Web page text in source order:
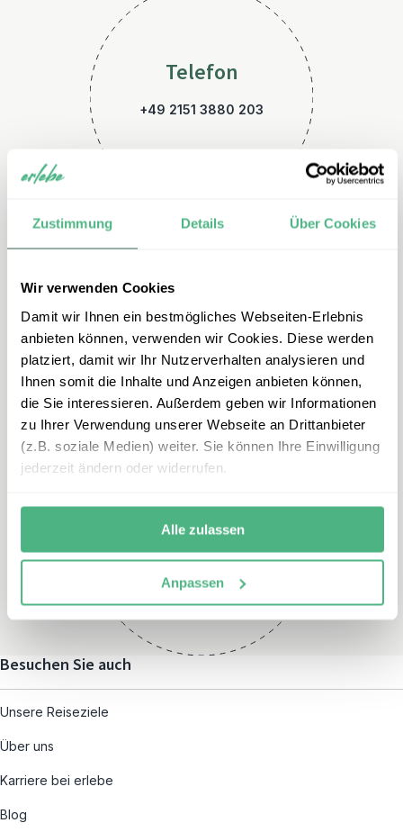
Zustimmung Details Über Cookies
Wir verwenden Cookies
Damit wir Ihnen ein bestmögliches Webseiten-Erlebnis
anbieten können, verwenden wir Cookies. Diese werden
platziert, damit wir Ihr Nutzerverhalten analysieren und
Ihnen somit die Inhalte und Anzeigen anbieten können,
die Sie interessieren. Außerdem geben wir Informationen
zu Ihrer Verwendung unserer Webseite an Drittanbieter
(z.B. soziale Medien) weiter. Sie können Ihre Einwilligung
jederzeit ändern oder widerrufen.
Alle zulassen
Anpassen
Telefon
+49 2151 3880 203
E-Mail
island@erlebe.de
Montag – Freitag:
und nach individueller
Terminvereinbarung
Besuchen Sie auch
Unsere Reiseziele
Über uns
Karriere bei erlebe
Blog